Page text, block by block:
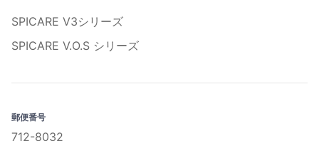
SPICARE V3シリーズ
SPICARE V.O.S シリーズ
郵便番号
712-8032